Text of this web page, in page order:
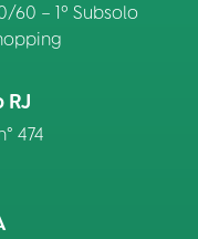
60 – 1º Subsolo
RJ
474